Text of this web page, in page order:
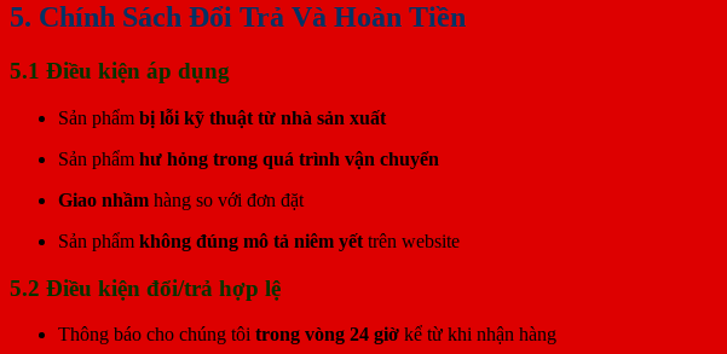
5. Chính Sách Đổi Trả Và Hoàn Tiền
5.1 Điều kiện áp dụng
Sản phẩm bị lỗi kỹ thuật từ nhà sản xuất
Sản phẩm hư hỏng trong quá trình vận chuyển
Giao nhầm hàng so với đơn đặt
Sản phẩm không đúng mô tả niêm yết trên website
5.2 Điều kiện đổi/trả hợp lệ
Thông báo cho chúng tôi trong vòng 24 giờ kể từ khi nhận hàng